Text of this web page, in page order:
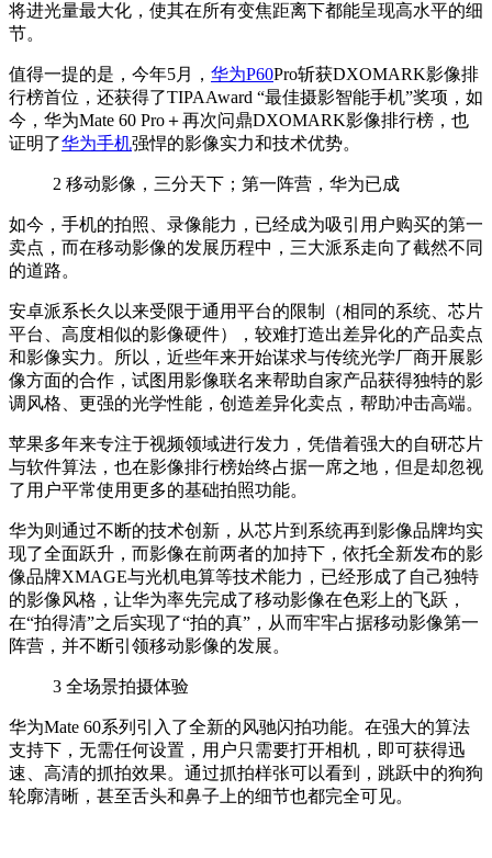
将进光量最大化，使其在所有变焦距离下都能呈现高水平的细
节。
值得一提的是，今年5月， 华为P60Pro斩获DXOMARK影像排
行榜首位，还获得了TIPAAward “最佳摄影智能手机”奖项，如
今，华为Mate 60 Pro＋再次问鼎DXOMARK影像排行榜，也
证明了华为手机强悍的影像实力和技术优势。
2 移动影像，三分天下；第一阵营，华为已成
如今，手机的拍照、录像能力，已经成为吸引用户购买的第一
卖点，而在移动影像的发展历程中，三大派系走向了截然不同
的道路。
安卓派系长久以来受限于通用平台的限制（相同的系统、芯片
平台、高度相似的影像硬件），较难打造出差异化的产品卖点
和影像实力。所以，近些年来开始谋求与传统光学厂商开展影
像方面的合作，试图用影像联名来帮助自家产品获得独特的影
调风格、更强的光学性能，创造差异化卖点，帮助冲击高端。
苹果多年来专注于视频领域进行发力，凭借着强大的自研芯片
与软件算法，也在影像排行榜始终占据一席之地，但是却忽视
了用户平常使用更多的基础拍照功能。
华为则通过不断的技术创新，从芯片到系统再到影像品牌均实
现了全面跃升，而影像在前两者的加持下，依托全新发布的影
像品牌XMAGE与光机电算等技术能力，已经形成了自己独特
的影像风格，让华为率先完成了移动影像在色彩上的飞跃，
在“拍得清”之后实现了“拍的真”，从而牢牢占据移动影像第一
阵营，并不断引领移动影像的发展。
3 全场景拍摄体验
华为Mate 60系列引入了全新的风驰闪拍功能。在强大的算法
支持下，无需任何设置，用户只需要打开相机，即可获得迅
速、高清的抓拍效果。通过抓拍样张可以看到，跳跃中的狗狗
轮廓清晰，甚至舌头和鼻子上的细节也都完全可见。